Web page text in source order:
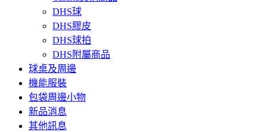
DHS球
DHS膠皮
DHS球拍
DHS附屬商品
球桌及周邊
機能服裝
包袋周邊小物
新品消息
其他訊息